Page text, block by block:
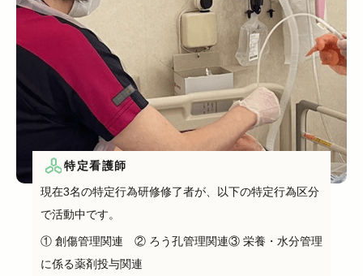
特定看護師
現在3名の特定行為研修修了者が、以下の特定行為区分
で活動中です。
① 創傷管理関連 ② ろう孔管理関連③ 栄養・水分管理
に係る薬剤投与関連